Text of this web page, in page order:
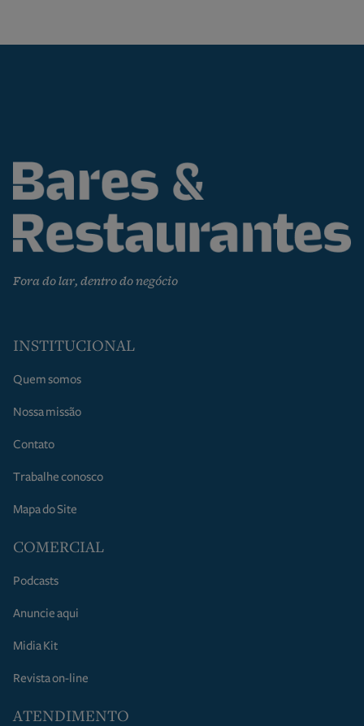
Fora do lar, dentro do negócio
INSTITUCIONAL
Quem somos
Nossa missão
Contato
Trabalhe conosco
Mapa do Site
COMERCIAL
Podcasts
Anuncie aqui
Midia Kit
Revista on-line
ATENDIMENTO